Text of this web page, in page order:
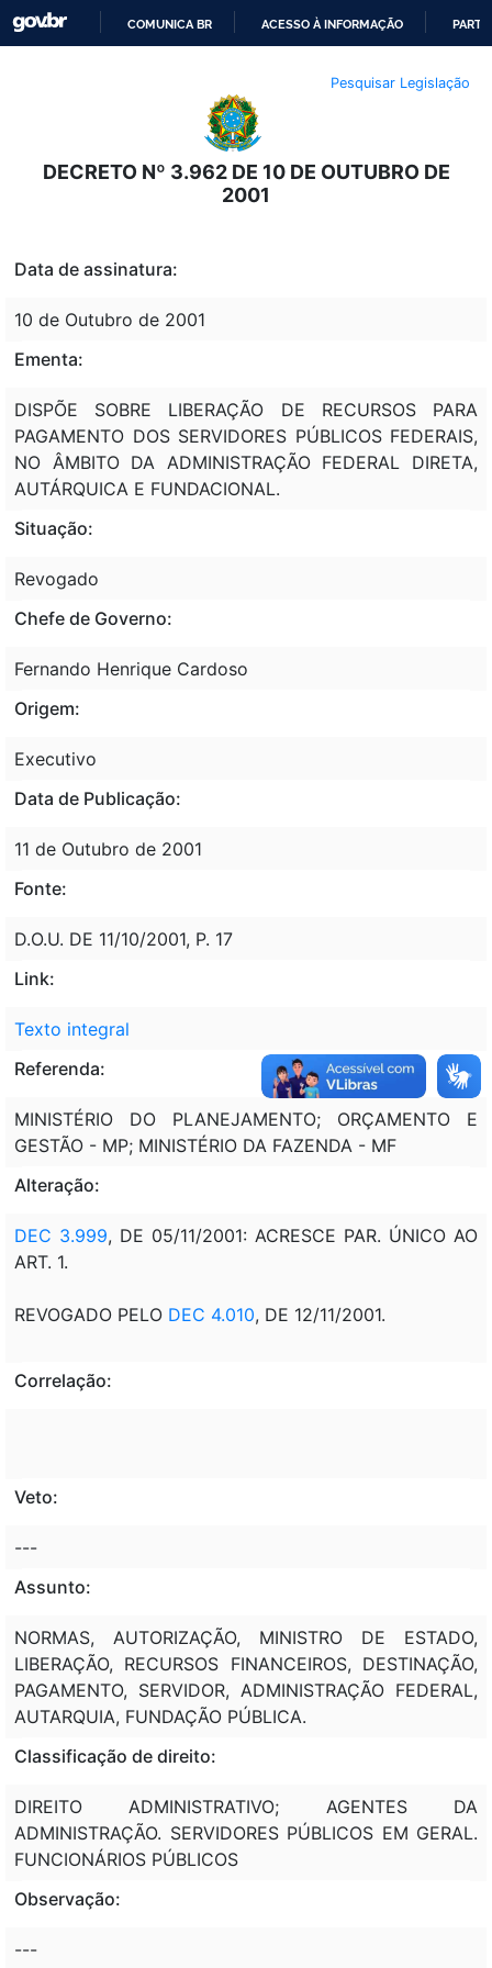
O
CONTEÚDO
COMUNICA BR ACESSO À INFORMAÇÃO
Pesquisar Legislação
DECRETO Nº 3.962 DE 10 DE OUTUBRO DE
2001
Data de assinatura:
10 de Outubro de 2001
Ementa:
DISPÕE SOBRE LIBERAÇÃO DE RECURSOS PARA
PAGAMENTO DOS SERVIDORES PÚBLICOS FEDERAIS,
NO ÂMBITO DA ADMINISTRAÇÃO FEDERAL DIRETA,
AUTÁRQUICA E FUNDACIONAL.
Situação:
Revogado
Chefe de Governo:
Fernando Henrique Cardoso
Origem:
Executivo
Data de Publicação:
11 de Outubro de 2001
Fonte:
D.O.U. DE 11/10/2001, P. 17
Link:
Texto integral
Referenda:
MINISTÉRIO DO PLANEJAMENTO; ORÇAMENTO E
GESTÃO - MP; MINISTÉRIO DA FAZENDA - MF
Alteração:
DEC 3.999, DE 05/11/2001: ACRESCE PAR. ÚNICO AO
ART. 1.
REVOGADO PELO DEC 4.010, DE 12/11/2001.
Correlação:
Veto:
---
Assunto:
NORMAS, AUTORIZAÇÃO, MINISTRO DE ESTADO,
LIBERAÇÃO, RECURSOS FINANCEIROS, DESTINAÇÃO,
PAGAMENTO, SERVIDOR, ADMINISTRAÇÃO FEDERAL,
AUTARQUIA, FUNDAÇÃO PÚBLICA.
Classificação de direito:
DIREITO ADMINISTRATIVO; AGENTES DA
ADMINISTRAÇÃO. SERVIDORES PÚBLICOS EM GERAL.
FUNCIONÁRIOS PÚBLICOS
Observação:
---